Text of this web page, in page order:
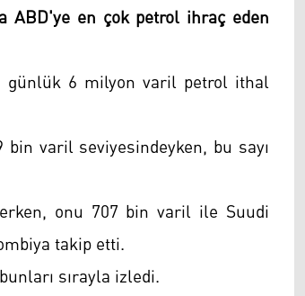
ABD'ye en çok petrol ihraç eden
günlük 6 milyon varil petrol ithal
varil seviyesindeyken, bu sayı
onu 707 bin varil ile Suudi
takip etti.
sırayla izledi.